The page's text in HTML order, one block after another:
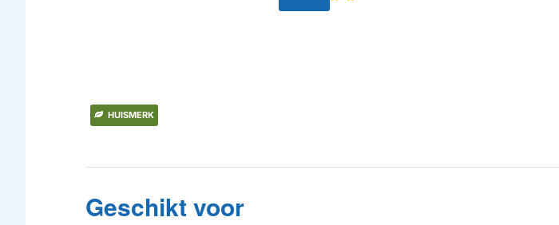
HUISMERK
Geschikt voor